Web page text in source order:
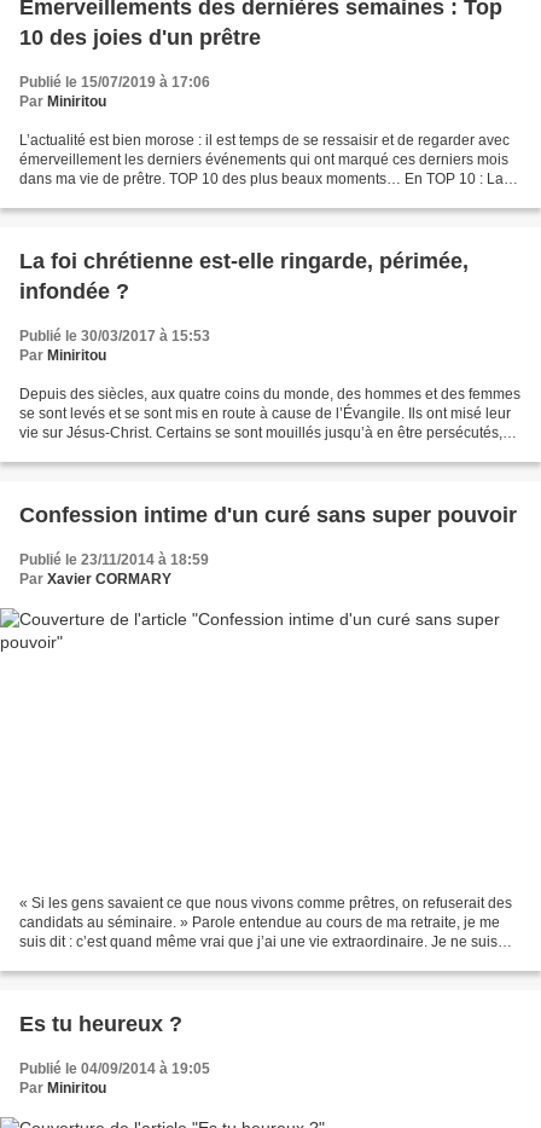
Émerveillements des dernières semaines : Top
10 des joies d'un prêtre
Publié le 15/07/2019 à 17:06
Par Miniritou
L’actualité est bien morose : il est temps de se ressaisir et de regarder avec
émerveillement les derniers événements qui ont marqué ces derniers mois
dans ma vie de prêtre. TOP 10 des plus beaux moments… En TOP 10 : La
La foi chrétienne est-elle ringarde, périmée,
infondée ?
Publié le 30/03/2017 à 15:53
Par Miniritou
Depuis des siècles, aux quatre coins du monde, des hommes et des femmes
se sont levés et se sont mis en route à cause de l’Évangile. Ils ont misé leur
vie sur Jésus-Christ. Certains se sont mouillés jusqu’à en être persécutés,
Confession intime d'un curé sans super pouvoir
Publié le 23/11/2014 à 18:59
Par Xavier CORMARY
« Si les gens savaient ce que nous vivons comme prêtres, on refuserait des
candidats au séminaire. » Parole entendue au cours de ma retraite, je me
suis dit : c’est quand même vrai que j’ai une vie extraordinaire. Je ne suis
Es tu heureux ?
Publié le 04/09/2014 à 19:05
Par Miniritou